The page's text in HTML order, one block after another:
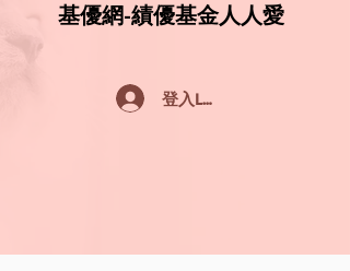
基優網-績優基金人人愛
基優網-績優基金人人愛
登入Log In